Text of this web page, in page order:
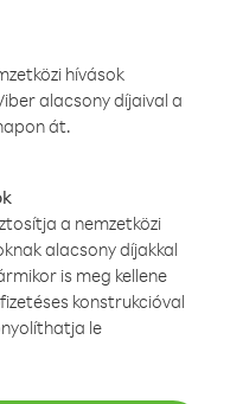
hívások
alacsony díjaival a
át.
a nemzetközi
alacsony díjakkal
is meg kellene
konstrukcióval
le